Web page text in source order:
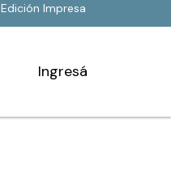
Edición Impresa
Ingresá